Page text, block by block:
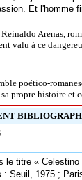
Et l'homme
Arenas,
valu à ce
poético-
propre histoire et
le titre «
: Seuil, 1975 ;